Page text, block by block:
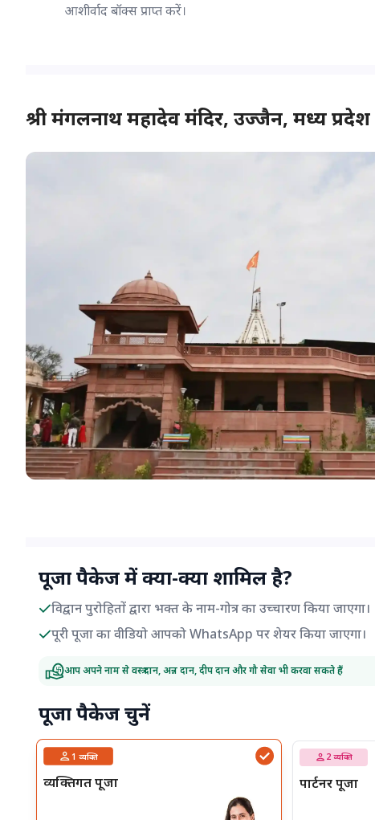
आशीर्वाद बॉक्स प्राप्त करें।
श्री मंगलनाथ महादेव मंदिर, उज्जैन, मध्य प्रदेश
पूजा पैकेज में क्या-क्या शामिल है?
विद्वान पुरोहितों द्वारा भक्त के नाम-गोत्र का उच्चारण किया जाएगा।
पूरी पूजा का वीडियो आपको WhatsApp पर शेयर किया जाएगा।
आप अपने नाम से वस्त्र दान, अन्न दान, दीप दान और गौ सेवा भी करवा सकते हैं
पूजा पैकेज चुनें
1 व्यक्ति
व्यक्तिगत पूजा
2 व्यक्ति
पार्टनर पूजा